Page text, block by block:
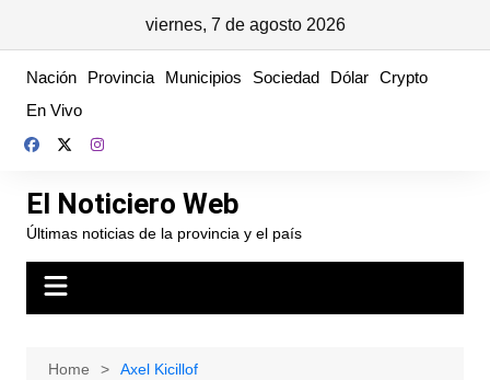
viernes, 7 de agosto 2026
content
Nación Provincia Municipios Sociedad Dólar Crypto
En Vivo
El Noticiero Web
Últimas noticias de la provincia y el país
Home Axel Kicillof